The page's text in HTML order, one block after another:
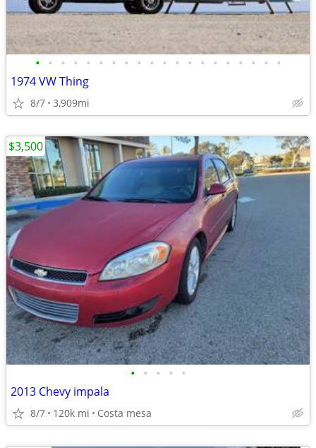
• • • • • • • • • • • • • • • • • • • •
1974 VW Thing
8/7 3,909mi
• • • • •
2013 Chevy impala
8/7 120k mi Costa mesa
$3,500